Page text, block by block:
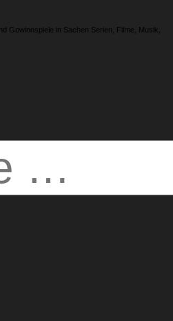
Gewinnspiele in Sachen Serien, Filme, Musik,